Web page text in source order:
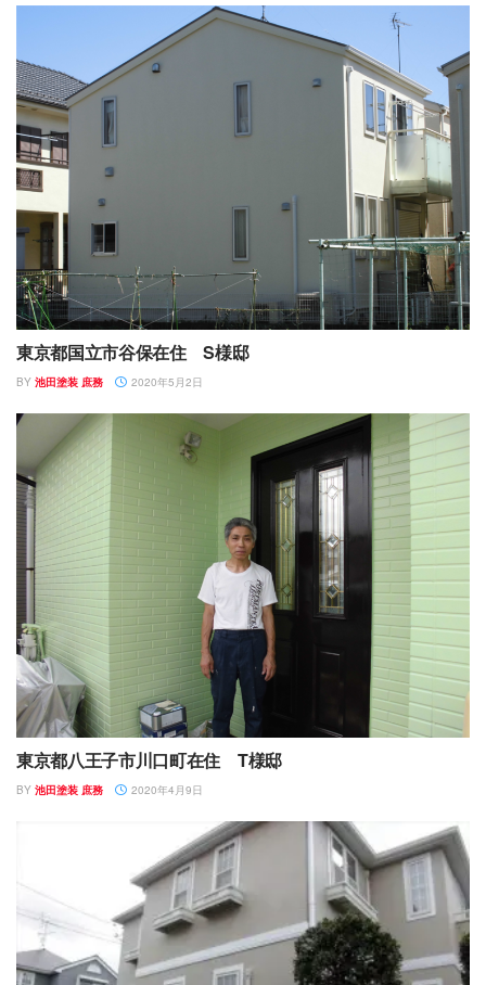
東京都国立市谷保在住 S様邸
BY 池田塗装 庶務 2020年5月2日
東京都八王子市川口町在住 T様邸
BY 池田塗装 庶務 2020年4月9日